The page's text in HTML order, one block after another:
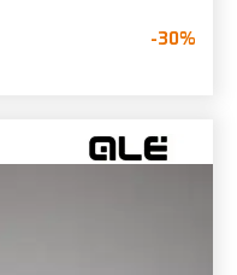
-30%